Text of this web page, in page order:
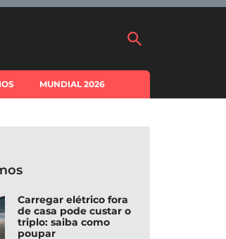
MUNDIAL 2026
Carregar elétrico fora
de casa pode custar o
triplo: saiba como
poupar